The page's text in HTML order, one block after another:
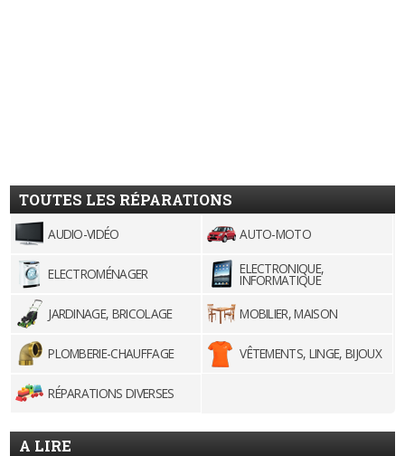
TOUTES LES RÉPARATIONS
AUDIO-VIDÉO AUTO-MOTO
ELECTROMÉNAGER ELECTRONIQUE,
INFORMATIQUE
JARDINAGE, BRICOLAGE
MOBILIER, MAISON
PLOMBERIE-CHAUFFAGE VÊTEMENTS, LINGE, BIJOUX
RÉPARATIONS DIVERSES
A LIRE